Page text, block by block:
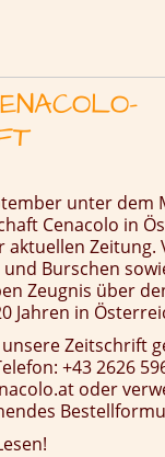
unter dem
Cenacolo in
Zeitung.
Burschen
Zeugnis über
Jahren in
Zeitschrift
+43 2626
oder